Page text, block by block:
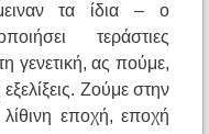
τα ίδια – ο
τεράστιες
γενετική, ας πούμε,
Ζούμε στην
εποχή, εποχή